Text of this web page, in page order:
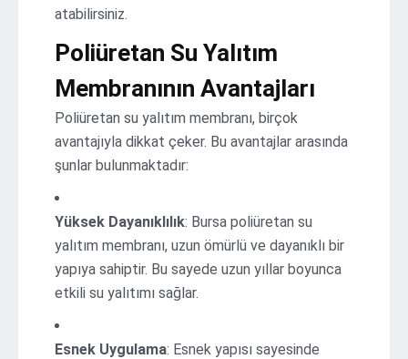
atabilirsiniz.
Poliüretan Su Yalıtım
Membranının Avantajları
Poliüretan su yalıtım membranı, birçok
avantajıyla dikkat çeker. Bu avantajlar arasında
şunlar bulunmaktadır:
Yüksek Dayanıklılık: Bursa poliüretan su
yalıtım membranı, uzun ömürlü ve dayanıklı bir
yapıya sahiptir. Bu sayede uzun yıllar boyunca
etkili su yalıtımı sağlar.
Esnek Uygulama: Esnek yapısı sayesinde